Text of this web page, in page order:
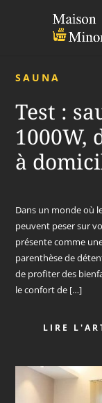
SAUNA
Test :
1000W,
à
Dans un monde où
peuvent peser sur
présente comme
parenthèse de
de profiter des
le confort de […]
LIRE